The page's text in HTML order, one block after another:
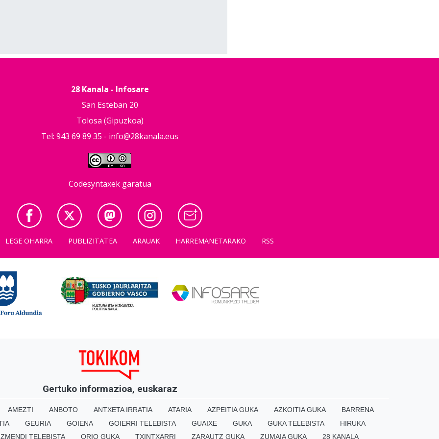
28 Kanala - Infosare
San Esteban 20
Tolosa (Gipuzkoa)
Tel: 943 69 89 35 - info@28kanala.eus
Codesyntaxek garatua
LEGE OHARRA PUBLIZITATEA ARAUAK HARREMANETARAKO RSS
Gertuko informazioa, euskaraz
AMEZTI ANBOTO ANTXETA IRRATIA ATARIA AZPEITIA GUKA AZKOITIA GUKA
BARRENA
GEURIA GOIENA GOIERRI TELEBISTA GUAIXE GUKA GUKA TELEBISTA
HIRUKA
TELEBISTA ORIO GUKA TXINTXARRI ZARAUTZ GUKA ZUMAIA GUKA 28 KANALA